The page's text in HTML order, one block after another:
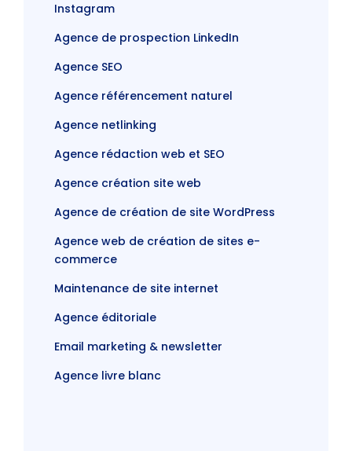
Instagram
Agence de prospection LinkedIn
Agence SEO
Agence référencement naturel
Agence netlinking
Agence rédaction web et SEO
Agence création site web
Agence de création de site WordPress
Agence web de création de sites e-
commerce
Maintenance de site internet
Agence éditoriale
Email marketing & newsletter
Agence livre blanc